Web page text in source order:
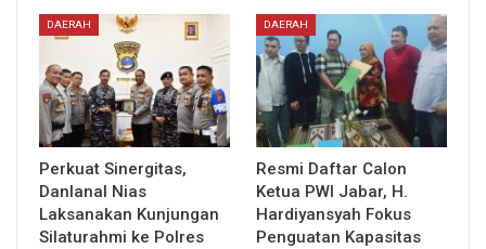
DAERAH
Perkuat Sinergitas,
Danlanal Nias
Laksanakan Kunjungan
Silaturahmi ke Polres
DAERAH
Resmi Daftar Calon
Ketua PWI Jabar, H.
Hardiyansyah Fokus
Penguatan Kapasitas